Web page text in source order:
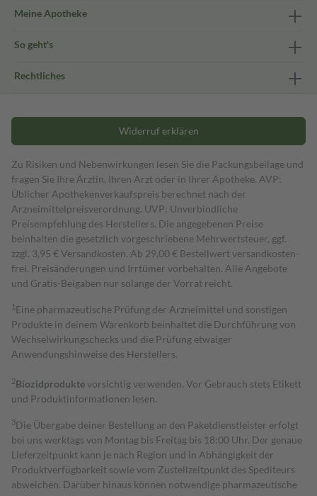
Meine Apotheke
So geht's
Rechtliches
Widerruf erklären
Zu Risiken und Nebenwirkungen lesen Sie die Packungsbeilage und
fragen Sie Ihre Ärztin, Ihren Arzt oder in Ihrer Apotheke. AVP:
Üblicher Apothekenverkaufspreis berechnet nach der
Arzneimittelpreisverordnung. UVP: Unverbindliche
Preisempfehlung des Herstellers. Die angegebenen Preise
beinhalten die gesetzlich vorgeschriebene Mehrwertsteuer, ggf.
zzgl. 3,95 € Versandkosten. Ab 29,00 € Bestell­wert versand­kosten­
frei. Preisänderungen und Irrtümer vorbehalten. Alle Angebote
und Gratis-Beigaben nur solange der Vorrat reicht.
1 Eine pharmazeutische Prüfung der Arzneimittel und sonstigen
Produkte in deinem Warenkorb beinhaltet die Durchführung von
Wechselwirkungschecks und die Prüfung etwaiger
Anwendungshinweise des Herstellers.
2Biozidproduktevorsichtig verwenden. Vor Gebrauch stets Etikett
und Produktinformationen lesen.
3Die Übergabe deiner Bestellung an den Paketdienstleister erfolgt
bei uns werktags von Montag bis Freitag bis 18:00 Uhr. Der genaue
Lieferzeitpunkt kann je nach Region und in Abhängigkeit der
Produktverfügbarkeit sowie vom Zustellzeitpunkt des Spediteurs
abweichen. Darüber hinaus können notwendige pharmazeutische